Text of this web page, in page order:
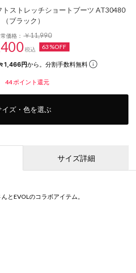
ストレッチショートブーツ AT30480
（ブラック）
価格：￥11,990
税込 63%OFF
1,466円から。分割手数料無料
44ポイント還元
イズ・色を選ぶ
サイズ詳細
とEVOLのコラボアイテム。